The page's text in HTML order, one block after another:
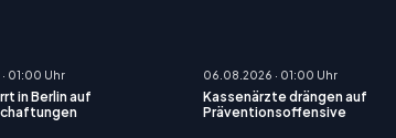
01:00 Uhr
in Berlin auf
06.08.2026 · 01:00 Uhr
Kassenärzte drängen auf
Präventionsoffensive